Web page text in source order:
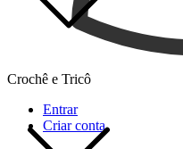
Crochê e Tricô
Entrar
Criar conta